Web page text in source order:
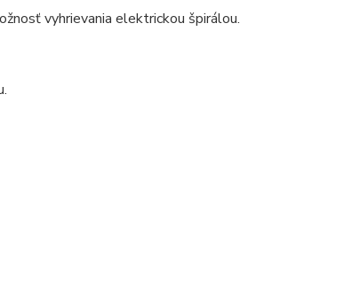
vyhrievania elektrickou špirálou.